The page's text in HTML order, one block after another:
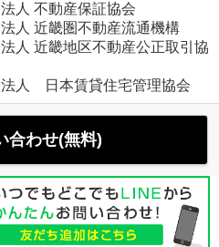
人 不動産保証協会
人 近畿圏不動産流通機構
人 近畿地区不動産公正取引協
人 日本賃貸住宅管理協会
合わせ(無料)